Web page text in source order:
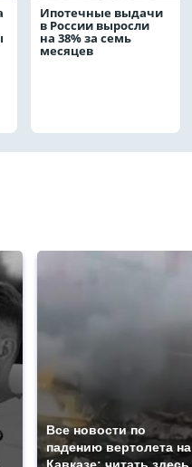
Ипотечные выдачи
в России выросли
на 38% за семь
месяцев
Все новости по
падению вертолета на